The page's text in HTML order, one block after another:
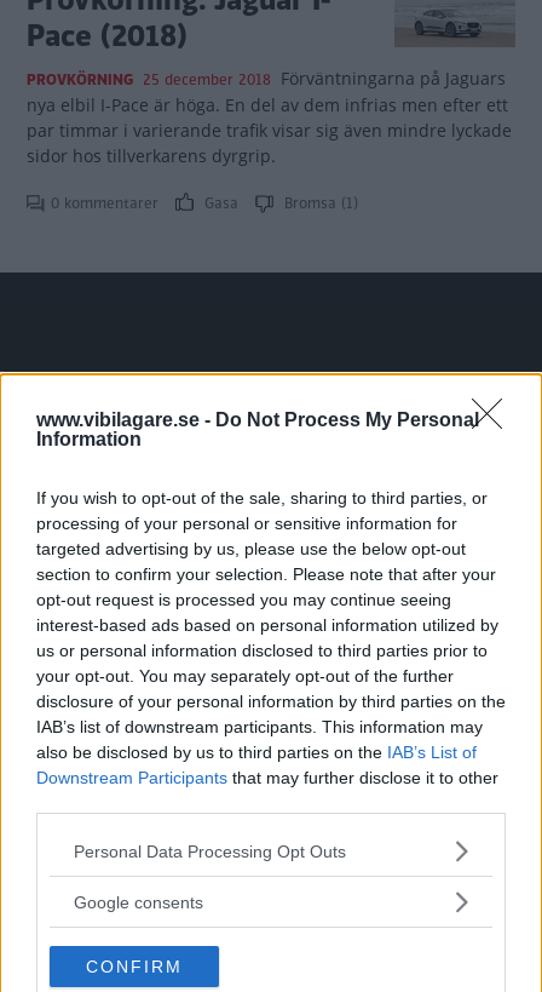
www.vibilagare.se - Do Not Process My Personal
Information
If you wish to opt-out of the sale, sharing to third parties, or
processing of your personal or sensitive information for
targeted advertising by us, please use the below opt-out
section to confirm your selection. Please note that after your
opt-out request is processed you may continue seeing
interest-based ads based on personal information utilized by
us or personal information disclosed to third parties prior to
your opt-out. You may separately opt-out of the further
disclosure of your personal information by third parties on the
IAB’s list of downstream participants. This information may
also be disclosed by us to third parties on the IAB’s List of
Downstream Participants that may further disclose it to other
Please note that this website/app uses one or more Google
not limited to your visit or usage behaviour. You may click to
use your data for below specified purposes in below Google
consent section.
Personal Data Processing Opt Outs
Google consents
CONFIRM
Pace (2018)
PROVKÖRNING 25 december 2018 Förväntningarna på Jaguars
nya elbil I-Pace är höga. En del av dem infrias men efter ett
par timmar i varierande trafik visar sig även mindre lyckade
sidor hos tillverkarens dyrgrip.
0 kommentarer Gasa Bromsa (1)
Tester: De senaste vi kört
Kia utmanar i kombiklassen – blir omkörd
av ”gamlingen”
Nykomlingen fälls av en besvärande nackdel.